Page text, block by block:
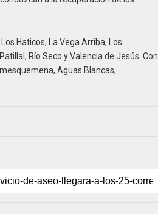
Haticos, La Vega Arriba, Los
Río Seco y Valencia de Jesús. Con
Aguas Blancas,